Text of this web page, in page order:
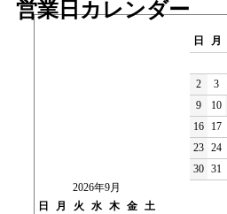
営業日カレンダー
日
月
2
3
9
10
16
17
23 24
30 31
2026年9月
日
月 火 水 木 金 土